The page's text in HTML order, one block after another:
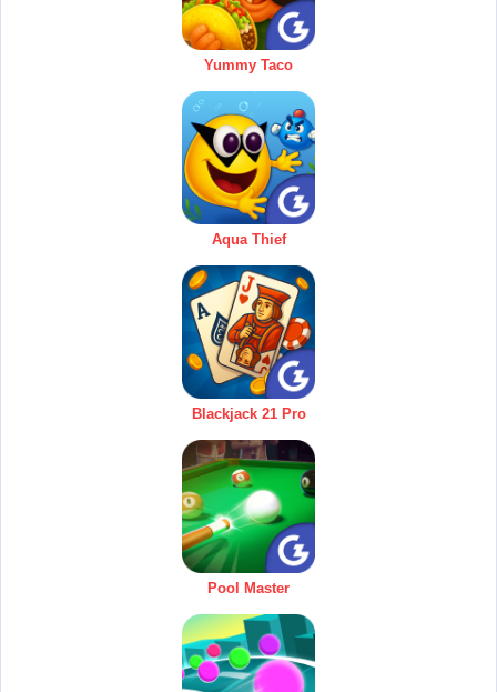
Yummy Taco
Aqua Thief
Blackjack 21 Pro
Pool Master